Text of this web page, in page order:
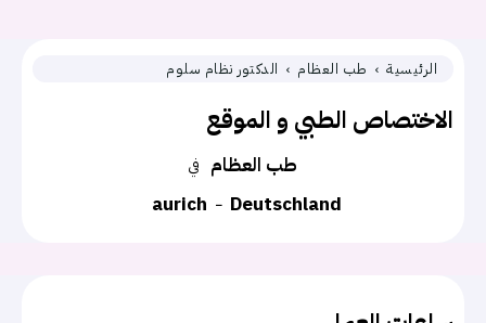
الرئيسية طب العظام الدكتور نظام سلوم
الاختصاص الطبي و الموقع
في طب العظام
aurich
Deutschland